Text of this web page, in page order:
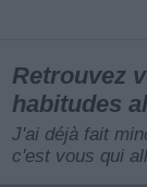
Retrouvez
habitudes
J'ai déjà fait
c'est vous qui